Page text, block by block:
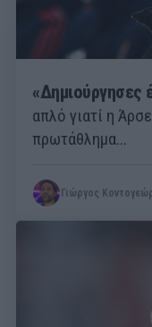
«Δημιούργησες
απλό γιατί η
πρωτάθλημα...
Γιώργος